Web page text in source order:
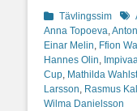
Kategorier
Tävlingssim
Anna Topoeva,
Einar Melin, Ffion
Hannes Olin,
Cup, Mathilda
Larsson, Rasmus
Wilma Danielsson